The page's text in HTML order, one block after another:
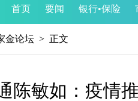
首页 要闻 银行•保险
金论坛 > 正文
陈敏如：疫情